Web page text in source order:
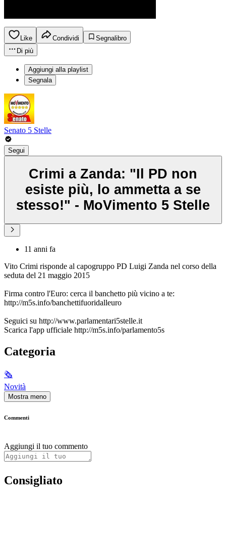
Like Condividi
Segnalibro
Di più
Aggiungi alla playlist
Segnala
Senato 5 Stelle
Segui
Crimi a Zanda: "Il PD non
esiste più, lo ammetta a se
stesso!" - MoVimento 5 Stelle
11 anni fa
Vito Crimi risponde al capogruppo PD Luigi Zanda nel corso della
seduta del 21 maggio 2015
Firma contro l'Euro: cerca il banchetto più vicino a te:
http://m5s.info/banchettifuoridalleuro
Seguici su http://www.parlamentari5stelle.it
Scarica l'app ufficiale http://m5s.info/parlamento5s
Categoria
🗞
Novità
Mostra meno
Commenti
Aggiungi il tuo commento
Consigliato